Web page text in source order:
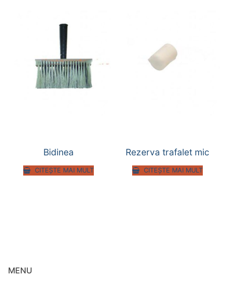
Bidinea
CITEȘTE MAI MULT
Rezerva trafalet mic
CITEȘTE MAI MULT
MENU